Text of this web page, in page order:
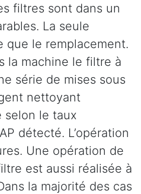
filtres sont dans un
La seule
le remplacement.
la machine le filtre à
série de mises sous
nettoyant
selon le taux
détecté. L’opération
Une opération de
est aussi réalisée à
la majorité des cas